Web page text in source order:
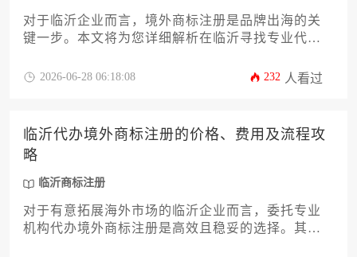
对于临沂企业而言，境外商标注册是品牌出海的关
键一步。本文将为您详细解析在临沂寻找专业代办
骤，涵盖从前期查询到后期维护的全流程指南，助
2026-06-28 06:18:08 232 人看过
临沂代办境外商标注册的价格、费用及流程攻
略
临沂商标注册
对于有意拓展海外市场的临沂企业而言，委托专业
机构代办境外商标注册是高效且稳妥的选择。其整